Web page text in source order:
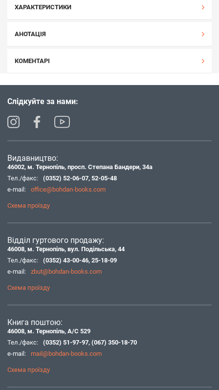
ХАРАКТЕРИСТИКИ
АНОТАЦІЯ
КОМЕНТАРІ
Слідкуйте за нами:
Видавництво:
46002, м. Тернопіль, просп. Степана Бандери, 34а
Тел./факс:
(0352) 52-06-07, 52-05-48
e-mail:
office@bohdan-books.com
Схема проїзду
Відділ гуртового продажу:
46008, м. Тернопіль, вул. Подільська, 44
Тел./факс:
(0352) 43-00-46, 25-18-09
e-mail:
zbut@bohdan-books.com
Схема проїзду
Книга поштою:
46008, м. Тернопіль, А/С 529
Тел./факс:
(0352) 51-97-97, (067) 350-18-70
e-mail:
mail@bohdan-books.com
Схема проїзду